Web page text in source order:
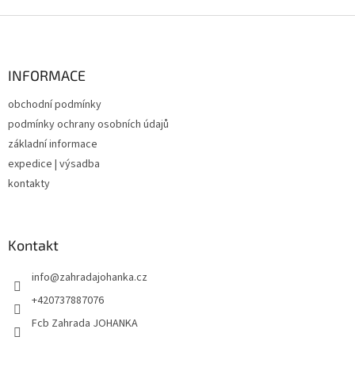
INFORMACE
obchodní podmínky
podmínky ochrany osobních údajů
základní informace
expedice | výsadba
kontakty
Kontakt
info@zahradajohanka.cz
+420737887076
Fcb Zahrada JOHANKA